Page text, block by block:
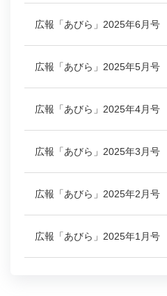
広報「あびら」2025年6月号
広報「あびら」2025年5月号
広報「あびら」2025年4月号
広報「あびら」2025年3月号
広報「あびら」2025年2月号
広報「あびら」2025年1月号